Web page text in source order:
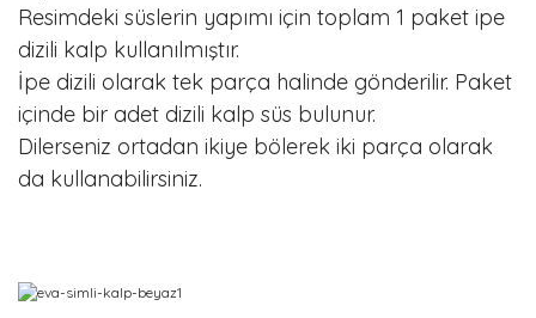
Resimdeki süslerin yapımı için toplam 1 paket ipe
dizili kalp kullanılmıştır.
İpe dizili olarak tek parça halinde gönderilir. Paket
içinde bir adet dizili kalp süs bulunur.
Dilerseniz ortadan ikiye bölerek iki parça olarak
da kullanabilirsiniz.